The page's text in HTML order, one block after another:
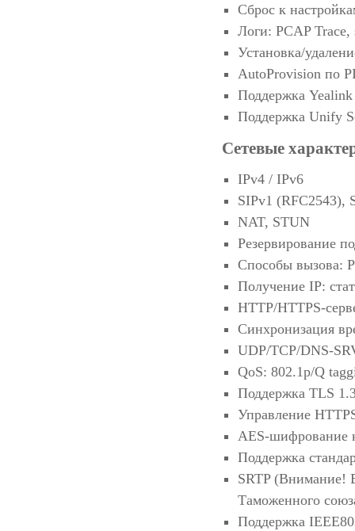
Сброс к
Логи: PCAP Trace,
Установка/
AutoProvision по
Поддержка
Поддержка Unify
Сетевые
IPv4 / IPv6
SIPv1 (RFC2543),
NAT, STUN
Резервирование
Способы вызова:
Получение IP:
HTTP/HTTPS-
Синхронизация
UDP/TCP/DNS-
QoS: 802.1p/Q
Поддержка TLS
Управление
AES-шифрование
Поддержка
SRTP (Внимание!
Таможенного
Поддержка